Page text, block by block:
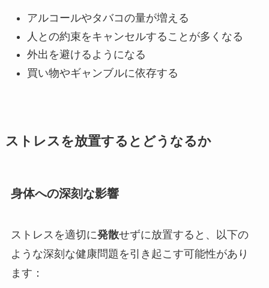
アルコールやタバコの量が増える
人との約束をキャンセルすることが多くなる
外出を避けるようになる
買い物やギャンブルに依存する
ストレスを放置するとどうなるか
身体への深刻な影響
ストレスを適切に発散せずに放置すると、以下の
ような深刻な健康問題を引き起こす可能性があり
ます：